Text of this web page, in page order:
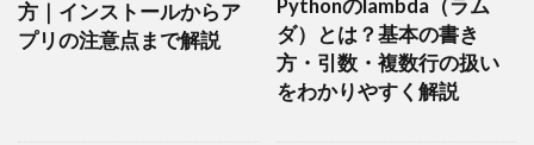
方｜インストールからア
プリの注意点まで解説
Pythonのlambda（ラム
ダ）とは？基本の書き
方・引数・複数行の扱い
をわかりやすく解説